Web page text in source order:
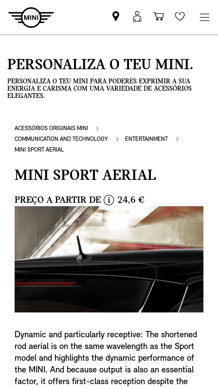
Pesquisar
parceiro
Iniciar
sessão
Carrinho
de
Wishlist
PERSONALIZA O TEU MINI.
PERSONALIZA O TEU MINI PARA PODERES EXPRIMIR A SUA
ENERGIA E CARISMA COM UMA VARIEDADE DE ACESSÓRIOS
ELEGANTES.
ACESSÓRIOS ORIGINAIS MINI
COMMUNICATION AND TECHNOLOGY
ENTERTAINMENT
MINI SPORT AERIAL
MINI SPORT AERIAL
PREÇO A PARTIR DE
i
n
o
24,6 €
Dynamic and particularly receptive: The shortened
rod aerial is on the same wavelength as the Sport
model and highlights the dynamic performance of
the MINI. And because output is also an essential
factor, it offers first-class reception despite the